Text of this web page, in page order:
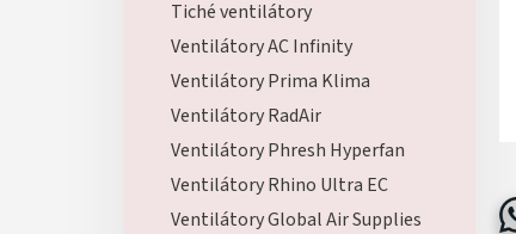
Tiché ventilátory
Ventilátory AC Infinity
Ventilátory Prima Klima
Ventilátory RadAir
Ventilátory Phresh Hyperfan
Ventilátory Rhino Ultra EC
Ventilátory Global Air Supplies